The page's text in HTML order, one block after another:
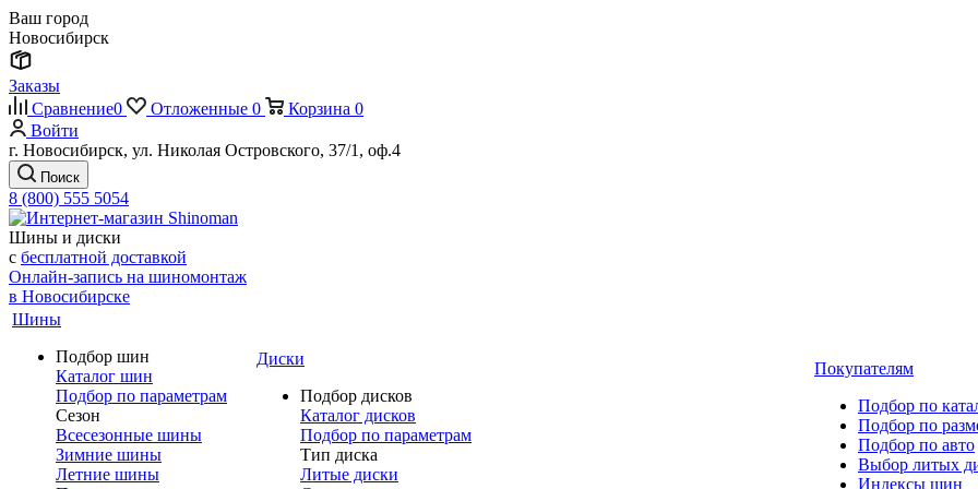
Ваш город
Новосибирск
Заказы
Сравнение0 Отложенные 0 Корзина 0
Войти
г. Новосибирск, ул. Николая Островского, 37/1, оф.4
Поиск
8 (800) 555 5054
Шины и диски
с бесплатной доставкой
Онлайн-запись на шиномонтаж
в Новосибирске
Шины
Подбор шин
Каталог шин
Подбор по параметрам
Сезон
Всесезонные шины
Зимние шины
Летние шины
Диски
Подбор дисков
Каталог дисков
Подбор по параметрам
Тип диска
Литые диски
Покупателям
Подбор по
Подбор по
Подбор по авто
Выбор литых
Индексы шин